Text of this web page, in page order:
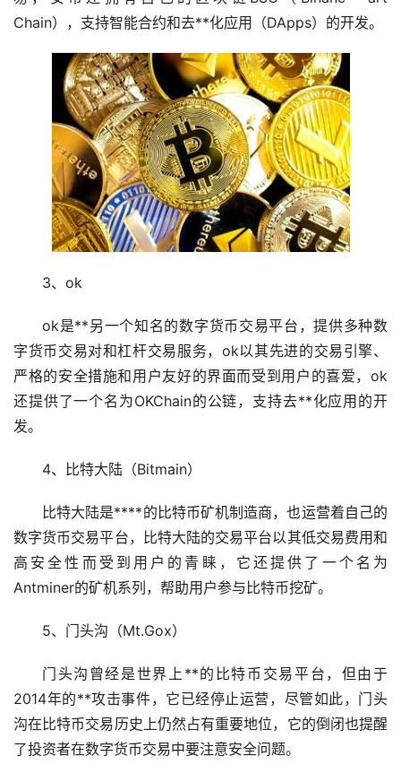
Chain），支持智能合约和去**化应用（DApps）的开发。
3、ok
ok是**另一个知名的数字货币交易平台，提供多种数
字货币交易对和杠杆交易服务，ok以其先进的交易引擎、
严格的安全措施和用户友好的界面而受到用户的喜爱，ok
还提供了一个名为OKChain的公链，支持去**化应用的开
发。
4、比特大陆（Bitmain）
比特大陆是****的比特币矿机制造商，也运营着自己的
数字货币交易平台，比特大陆的交易平台以其低交易费用和
高安全性而受到用户的青睐，它还提供了一个名为
Antminer的矿机系列，帮助用户参与比特币挖矿。
5、门头沟（Mt.Gox）
门头沟曾经是世界上**的比特币交易平台，但由于
2014年的**攻击事件，它已经停止运营，尽管如此，门头
沟在比特币交易历史上仍然占有重要地位，它的倒闭也提醒
了投资者在数字货币交易中要注意安全问题。